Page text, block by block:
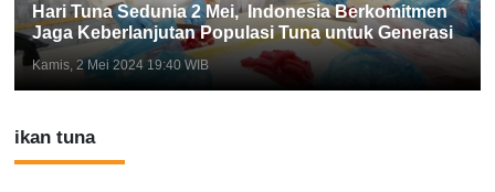
Hari Tuna Sedunia 2 Mei, Indonesia Berkomitmen
Jaga Keberlanjutan Populasi Tuna untuk Generasi
Kamis, 2 Mei 2024 19:40 WIB
ikan tuna